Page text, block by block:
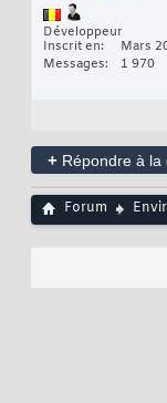
Développeur
Inscrit en
Mars
Messages
1 970
+ Répondre à la
Forum